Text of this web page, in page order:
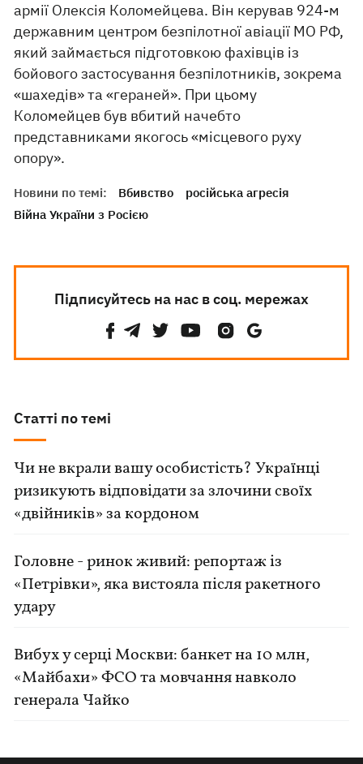
армії Олексія Коломейцева. Він керував 924-м
державним центром безпілотної авіації МО РФ,
який займається підготовкою фахівців із
бойового застосування безпілотників, зокрема
«шахедів» та «гераней». При цьому
Коломейцев був вбитий начебто
представниками якогось «місцевого руху
опору».
Новини по темі: Вбивство
російська агресія
Війна України з Росією
Підписуйтесь на нас в соц. мережах
Статті по темі
Чи не вкрали вашу особистість? Українці
ризикують відповідати за злочини своїх
«двійників» за кордоном
Головне - ринок живий: репортаж із
«Петрівки», яка вистояла після ракетного
удару
Вибух у серці Москви: банкет на 10 млн,
«Майбахи» ФСО та мовчання навколо
генерала Чайко